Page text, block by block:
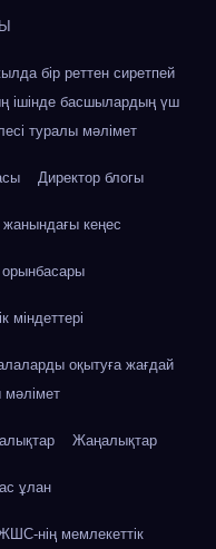
бір реттен сиретпей
ішінде басшылардың үш
туралы мәлімет
Директор блогы
жанындағы кеңес
орынбасары
міндеттері
оқытуға жағдай
Жаңалықтар
ұлан
нің мемлекеттік